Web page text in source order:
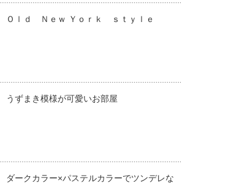
Ｏｌｄ Ｎｅｗ Ｙｏｒｋ ｓｔｙｌｅ
うずまき模様が可愛いお部屋
ダークカラー×パステルカラーでツンデレな